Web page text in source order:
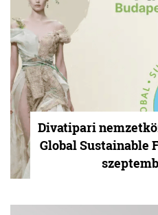
Divatipari
Global Sustainable